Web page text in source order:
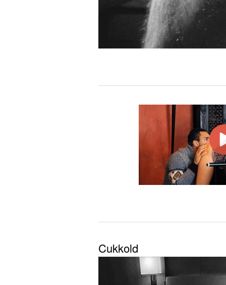
Cukkold